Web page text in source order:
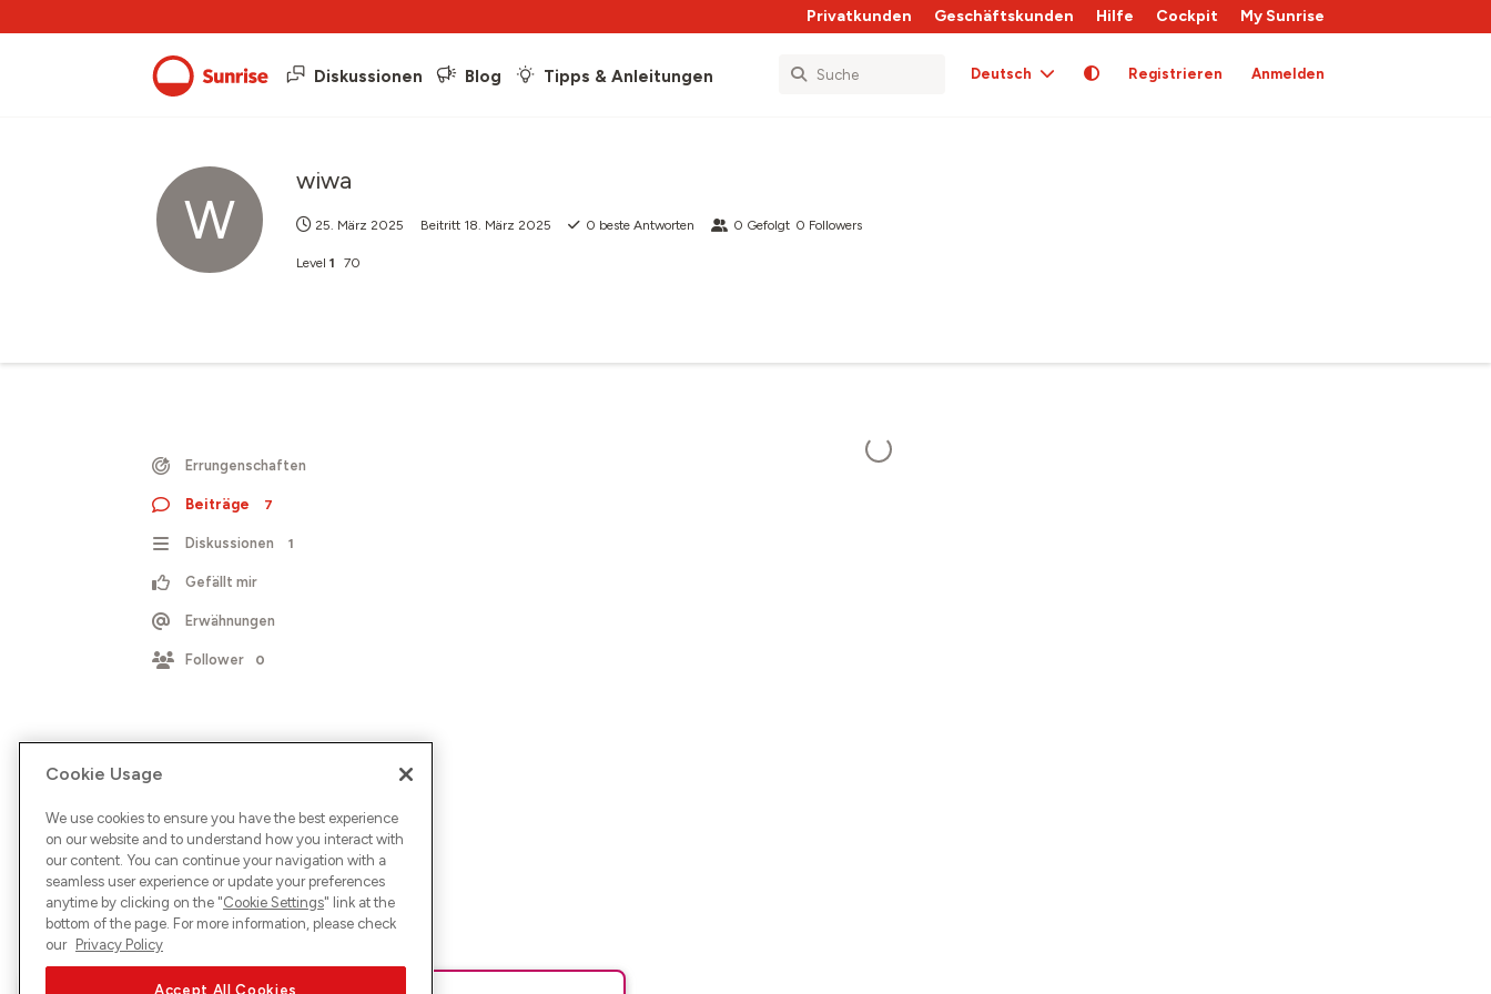
Privatkunden Geschäftskunden Hilfe Cockpit My Sunrise
Diskussionen Blog Tipps & Anleitungen Deutsch Registrieren Anmelden
W
wiwa
25. März 2025 Beitritt 18. März 2025 0 beste Antworten 0 Gefolgt 0 Followers
Level 1 70
Errungenschaften
Beiträge 7
Diskussionen 1
Gefällt mir
Erwähnungen
Follower 0
Cookie Usage
We use cookies to ensure you have the best experience
on our website and to understand how you interact with
our content. You can continue your navigation with a
seamless user experience or update your preferences
anytime by clicking on the "Cookie Settings" link at the
bottom of the page. For more information, please check
our Privacy Policy
Accept All Cookies